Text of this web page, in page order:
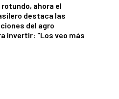
rotundo, ahora el
destaca las
del agro
invertir: "Los veo más